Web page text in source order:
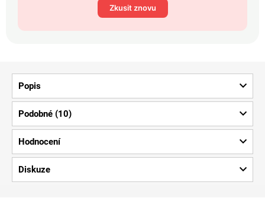
Zkusit znovu
Popis
Podobné (10)
Hodnocení
Diskuze